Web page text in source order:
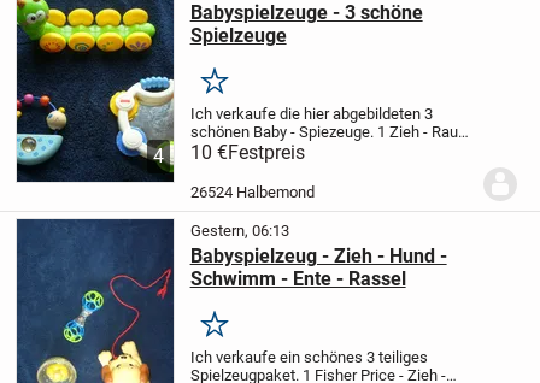
4
Babyspielzeuge - 3 schöne
Spielzeuge
Merken
Ich verkaufe die hier abgebildeten 3
schönen Baby - Spiezeuge. 1 Zieh - Raupe
1 Fisher Price Spiegel - Greifring
Nur Komplettabgabe
10 €Festpreis
26524 Halbemond
Gestern, 06:13
Babyspielzeug - Zieh - Hund -
Schwimm - Ente - Rassel
Merken
Ich verkaufe ein schönes 3 teiliges
Spielzeugpaket. 1 Fisher Price - Zieh -